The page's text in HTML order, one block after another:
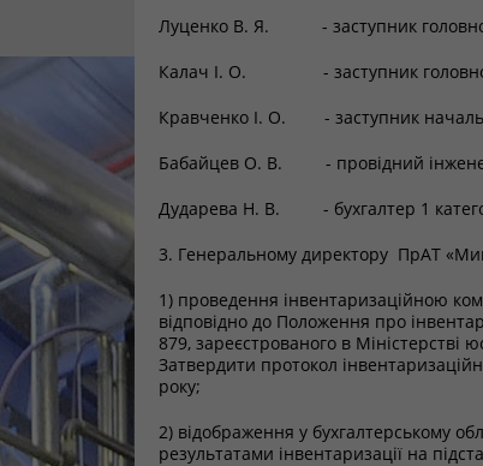
Луценко В. Я. - заступник
Калач І. О. - заступник
Кравченко І. О. - заступник
Бабайцев О. В. - провідний
Дударева Н. В. - бухгалтер 1
3. Генеральному директору ПрАТ
1) проведення інвентаризаційною
відповідно до Положення про
879, зареєстрованого в Міністерстві
Затвердити протокол
року;
2) відображення у бухгалтерському
результатами інвентаризації на